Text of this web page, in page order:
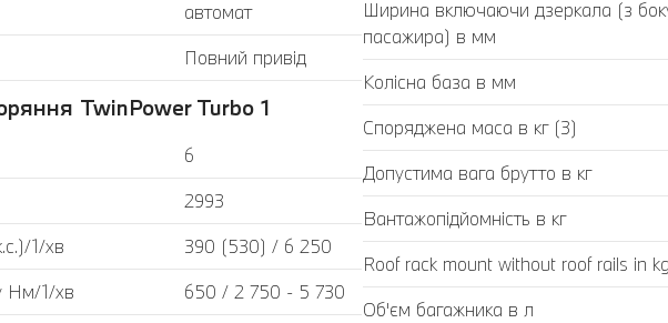
автомат
Повний привід
TwinPower Turbo 1
6
2993
1/хв
390 (530) / 6 250
Нм/1/хв
650 / 2 750 - 5 730
Ширина включаючи дзеркала (з
пасажира) в мм
Колісна база в мм
Споряджена маса в кг (3)
Допустима вага брутто в кг
Вантажопідйомність в кг
Roof rack mount without roof rails in kg
Об'єм багажника в л